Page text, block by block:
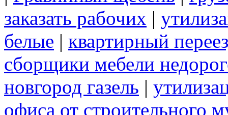
заказать рабочих |
белые | квартирный
сборщики мебели
новгород газель |
офиса от строительного